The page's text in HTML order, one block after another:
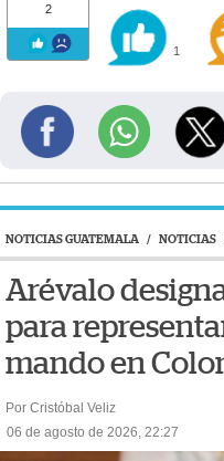
2
1
NOTICIAS GUATEMALA / NOTICIAS
Arévalo
para
mando en
Por Cristóbal Veliz
06 de agosto de 2026, 22:27